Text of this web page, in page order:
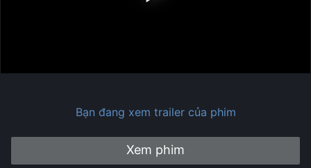
Bạn đang xem trailer của phim
Xem phim